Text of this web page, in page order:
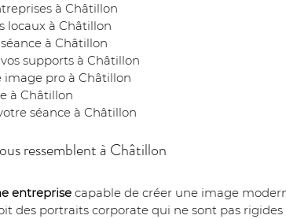
à Châtillon
locaux à Châtillon
à Châtillon
supports à Châtillon
image pro à Châtillon
à Châtillon
séance à Châtillon
ressemblent à Châtillon
entreprise capable de créer une image
des portraits corporate qui ne sont pas rigides